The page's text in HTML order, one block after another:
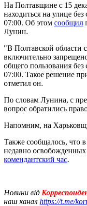
На Полтавщине с 15
находиться на улице
07:00. Об этом сообщил
Лунин.
"В Полтавской области
включительно
общего пользования
07:00. Такое решение
отметил он.
По словам Лунина, с
вопрос обратились
Напомним, на
Также сообщалось, что
недавно освобожденных
комендантский час.
Новини від
наш канал https://t.me/